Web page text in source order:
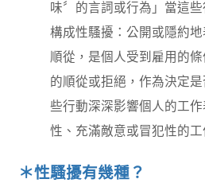
味〞的言詞或行為」當這
構成性騷擾：公開或隱約
順從，是個人受到雇用的
的順從或拒絕，作為決定
些行動深深影響個人的工
性、充滿敵意或冒犯性的工
＊性騷擾有幾種？